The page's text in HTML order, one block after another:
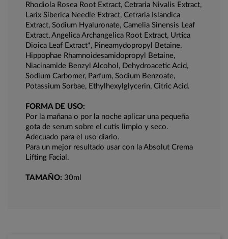
Rhodiola Rosea Root Extract, Cetraria Nivalis Extract,
Larix Siberica Needle Extract, Cetraria Islandica
Extract, Sodium Hyaluronate, Camelia Sinensis Leaf
Extract, Angelica Archangelica Root Extract, Urtica
Dioica Leaf Extract*, Pineamydopropyl Betaine,
Hippophae Rhamnoidesamidopropyl Betaine,
Niacinamide Benzyl Alcohol, Dehydroacetic Acid,
Sodium Carbomer, Parfum, Sodium Benzoate,
Potassium Sorbae, Ethylhexylglycerin, Citric Acid.
FORMA DE USO:
Por la mañana o por la noche aplicar una pequeña
gota de serum sobre el cutis limpio y seco.
Adecuado para el uso diario.
Para un mejor resultado usar con la Absolut Crema
Lifting Facial.
TAMAÑO: 30ml